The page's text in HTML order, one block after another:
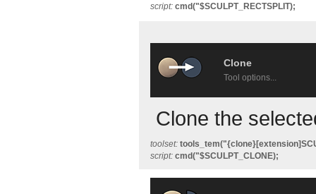
script: cmd("$SCULPT_RECTSPLIT);
Clone
Tool options...
Clone the
toolset:
script: cmd("$SCULPT_CLONE);